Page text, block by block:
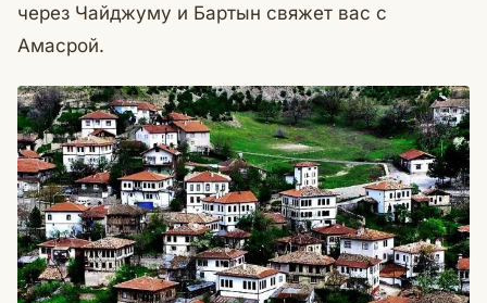
через Чайджуму и Бартын свяжет вас с
Амасрой.